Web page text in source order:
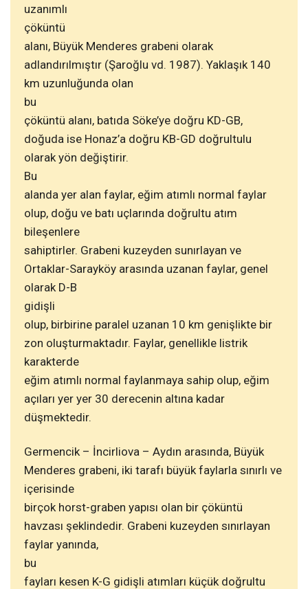
uzanımlı
çöküntü
alanı, Büyük Menderes grabeni olarak
adlandırılmıştır (Şaroğlu vd. 1987). Yaklaşık 140
km uzunluğunda olan
bu
çöküntü alanı, batıda Söke’ye doğru KD-GB,
doğuda ise Honaz’a doğru KB-GD doğrultulu
olarak yön değiştirir.
Bu
alanda yer alan faylar, eğim atımlı normal faylar
olup, doğu ve batı uçlarında doğrultu atım
bileşenlere
sahiptirler. Grabeni kuzeyden sunırlayan ve
Ortaklar-Sarayköy arasında uzanan faylar, genel
olarak D-B
gidişli
olup, birbirine paralel uzanan 10 km genişlikte bir
zon oluşturmaktadır. Faylar, genellikle listrik
karakterde
eğim atımlı normal faylanmaya sahip olup, eğim
açıları yer yer 30 derecenin altına kadar
düşmektedir.
Germencik – İncirliova – Aydın arasında, Büyük
Menderes grabeni, iki tarafı büyük faylarla sınırlı ve
içerisinde
birçok horst-graben yapısı olan bir çöküntü
havzası şeklindedir. Grabeni kuzeyden sınırlayan
faylar yanında,
bu
fayları kesen K-G gidişli atımları küçük doğrultu